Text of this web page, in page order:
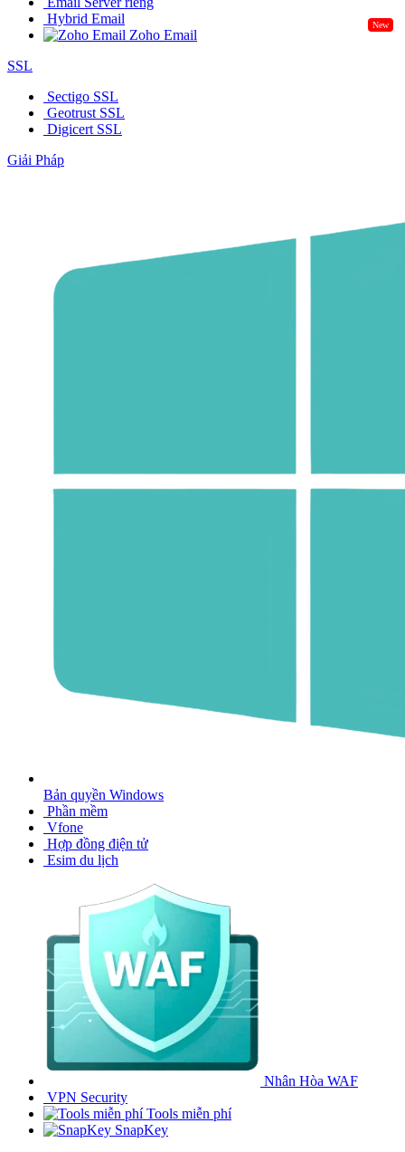
Hybrid Email
New
Zoho Email
SSL
Sectigo SSL
Geotrust SSL
Digicert SSL
Giải Pháp
Bản quyền Windows
Phần mềm
Vfone
Hợp đồng điện tử
Esim du lịch
Nhân Hòa WAF
VPN Security
Tools miễn phí
SnapKey